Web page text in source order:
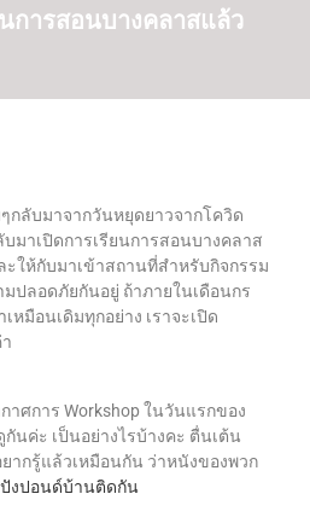
การสอนบางคลาสแล้ว
กลับมาจากวันหยุดยาวจากโควิด
บมาเปิดการเรียนการสอนบางคลาส
ะให้กับมาเข้าสถานที่สำหรับกิจกรรม
มปลอดภัยกันอยู่ ถ้าภายในเดือนกร
มือนเดิมทุกอย่าง เราจะเปิด
ศการ Workshop ในวันแรกของ
นค่ะ เป็นอย่างไรบ้างคะ ตื่นเต้น
ากรู้แล้วเหมือนกัน ว่าหนังของพวก
งปอนด์บ้านติดกัน